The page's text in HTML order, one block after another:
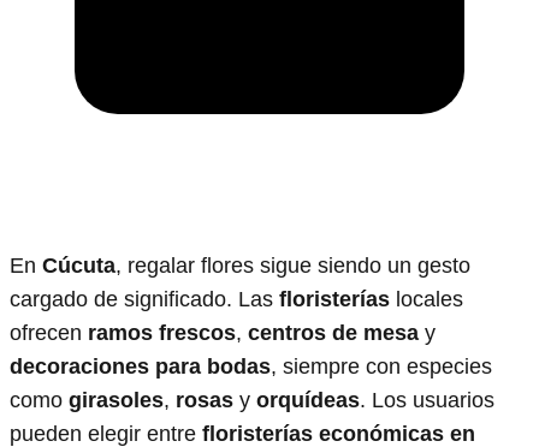
En Cúcuta, regalar flores sigue siendo un gesto
cargado de significado. Las floristerías locales
ofrecen ramos frescos, centros de mesa y
decoraciones para bodas, siempre con especies
como girasoles, rosas y orquídeas. Los usuarios
pueden elegir entre floristerías económicas en